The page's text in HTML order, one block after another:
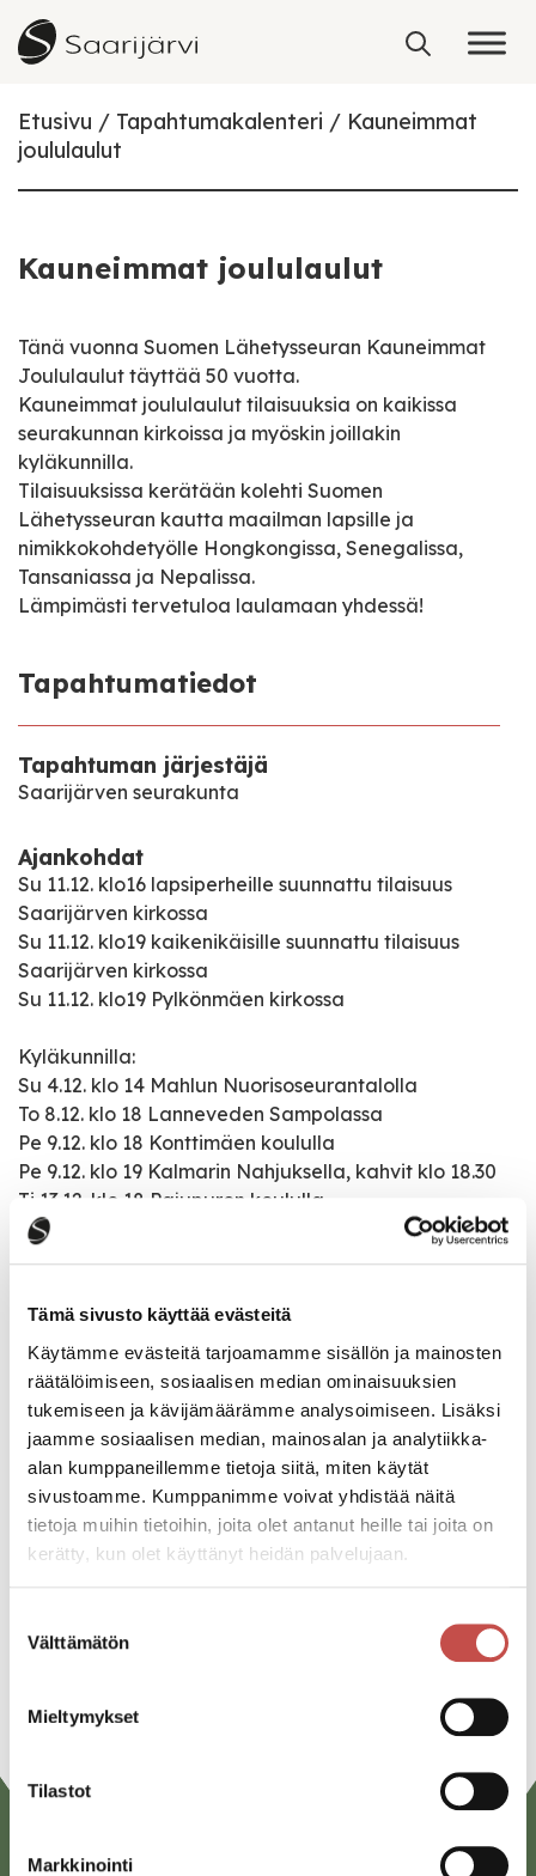
Tämä sivusto käyttää evästeitä
Käytämme evästeitä tarjoamamme sisällön ja mainosten
räätälöimiseen, sosiaalisen median ominaisuuksien
tukemiseen ja kävijämäärämme analysoimiseen. Lisäksi
jaamme sosiaalisen median, mainosalan ja analytiikka-
alan kumppaneillemme tietoja siitä, miten käytät
sivustoamme. Kumppanimme voivat yhdistää näitä
tietoja muihin tietoihin, joita olet antanut heille tai joita on
kerätty, kun olet käyttänyt heidän palvelujaan.
valinta
Välttämätön
Mieltymykset
Tilastot
Markkinointi
Skip to content
Etusivu Tapahtumakalenteri
Kauneimmat
joululaulut
Kauneimmat joululaulut
Tänä vuonna Suomen Lähetysseuran Kauneimmat
Joululaulut täyttää 50 vuotta.
Kauneimmat joululaulut tilaisuuksia on kaikissa
seurakunnan kirkoissa ja myöskin joillakin
kyläkunnilla.
Tilaisuuksissa kerätään kolehti Suomen
Lähetysseuran kautta maailman lapsille ja
nimikkokohdetyölle Hongkongissa, Senegalissa,
Tansaniassa ja Nepalissa.
Lämpimästi tervetuloa laulamaan yhdessä!
Tapahtumatiedot
Tapahtuman järjestäjä
Saarijärven seurakunta
Ajankohdat
Su 11.12. klo16 lapsiperheille suunnattu tilaisuus
Saarijärven kirkossa
Su 11.12. klo19 kaikenikäisille suunnattu tilaisuus
Saarijärven kirkossa
Su 11.12. klo19 Pylkönmäen kirkossa
Kyläkunnilla:
Su 4.12. klo 14 Mahlun Nuorisoseurantalolla
To 8.12. klo 18 Lanneveden Sampolassa
Pe 9.12. klo 18 Konttimäen koululla
Pe 9.12. klo 19 Kalmarin Nahjuksella, kahvit klo 18.30
Ti 13.12. klo 18 Pajupuron koululla
To15.12. klo19 Tarvaalan Biotalouskampuksella B-
talon juhlasalissa
Katso kaikki tapahtumat
Jaa tapahtuma:
Facebook
Twitter